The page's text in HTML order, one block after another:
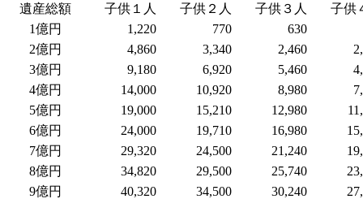
遺産総額 子供１人 子供２人 子供３人
子供
1億円
1,220 770
630
2億円
4,860 3,340 2,460
3億円
9,180 6,920 5,460
4億円
14,000 10,920 8,980
5億円
19,000 15,210 12,980
6億円
24,000 19,710 16,980
7億円
29,320 24,500 21,240
8億円
34,820 29,500 25,740
9億円
40,320 34,500 30,240